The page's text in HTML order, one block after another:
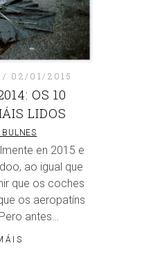
02/01/2015
OS 10
LIDOS
en 2015 e
ao igual que
que os coches
os aeropatíns
antes…